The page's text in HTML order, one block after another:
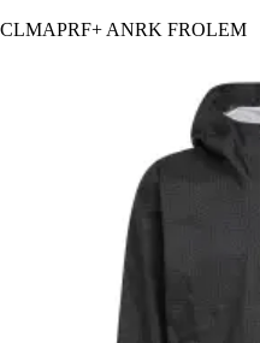
CLMAPRF+ ANRK FROLEM